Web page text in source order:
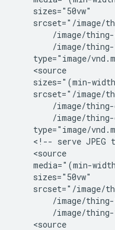
    sizes="50vw"
srcset="/image/
/image/
/image/
type="image/
    <source
sizes="(min-
srcset="/image/
/image/
/image/
type="image/
<!-- serve JPEG
    <source
media="(min-
    sizes="50vw"
srcset="/image/
/image/
/image/
    <source